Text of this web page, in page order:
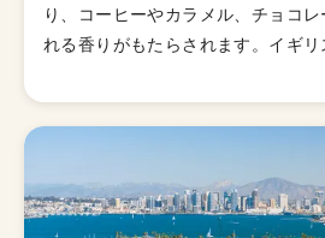
り、コーヒーやカラメル、チョコ
れる香りがもたらされます。イギ
最適とされています。ぬるめの温
ち、ふくよかな味わいを楽しむこ
初めて工業化されたビールと考えら
のショアディッチ地区にあったベ